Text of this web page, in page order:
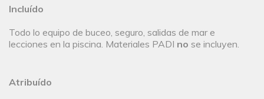
Incluído
Todo lo equipo de buceo, seguro, salidas de mar e
lecciones en la piscina. Materiales PADI no se incluyen.
Atribuído